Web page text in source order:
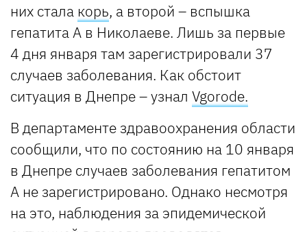
них стала корь, а второй – вспышка
гепатита А в Николаеве. Лишь за первые
4 дня января там зарегистрировали 37
случаев заболевания. Как обстоит
ситуация в Днепре – узнал Vgorodе.
В департаменте здравоохранения области
сообщили, что по состоянию на 10 января
в Днепре случаев заболевания гепатитом
А не зарегистрировано. Однако несмотря
на это, наблюдения за эпидемической